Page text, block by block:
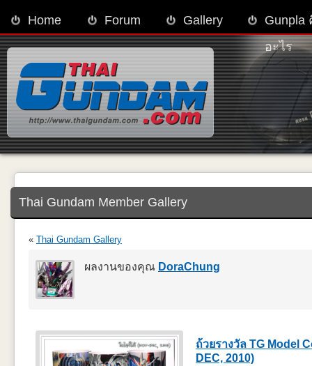
Home Forum Gallery
Gunpla
อะไร
Thai Gundam Member Gallery
« Thai Gundam Gallery
ผลงานของคุณ DoraChung
ถ้วยรางวัล TG Model
DEC, 2010)